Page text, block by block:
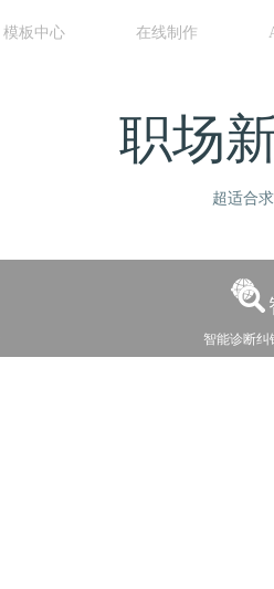
模板中心 在线制作
职场
超适合
智能诊断纠